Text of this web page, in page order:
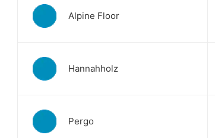
Alpine Floor
Hannahholz
Pergo